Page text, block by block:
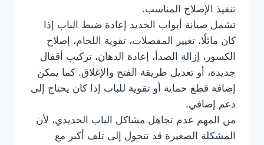
تنفيذ الإصلاح المناسب.
تشمل صيانة أبواب الحديد إعادة ضبط الباب إذا
كان مائلًا، تغيير المفصلات، تقوية اللحام، إصلاح
الكسور، إزالة الصدأ، إعادة الدهان، تركيب أقفال
جديدة، أو تعديل طريقة الفتح والإغلاق. كما يمكن
إضافة قطع حماية أو تقوية للباب إذا كان يحتاج إلى
دعم إضافي.
من المهم عدم تجاهل مشاكل الباب الحديدي، لأن
المشكلة الصغيرة قد تتحول إلى تلف أكبر مع